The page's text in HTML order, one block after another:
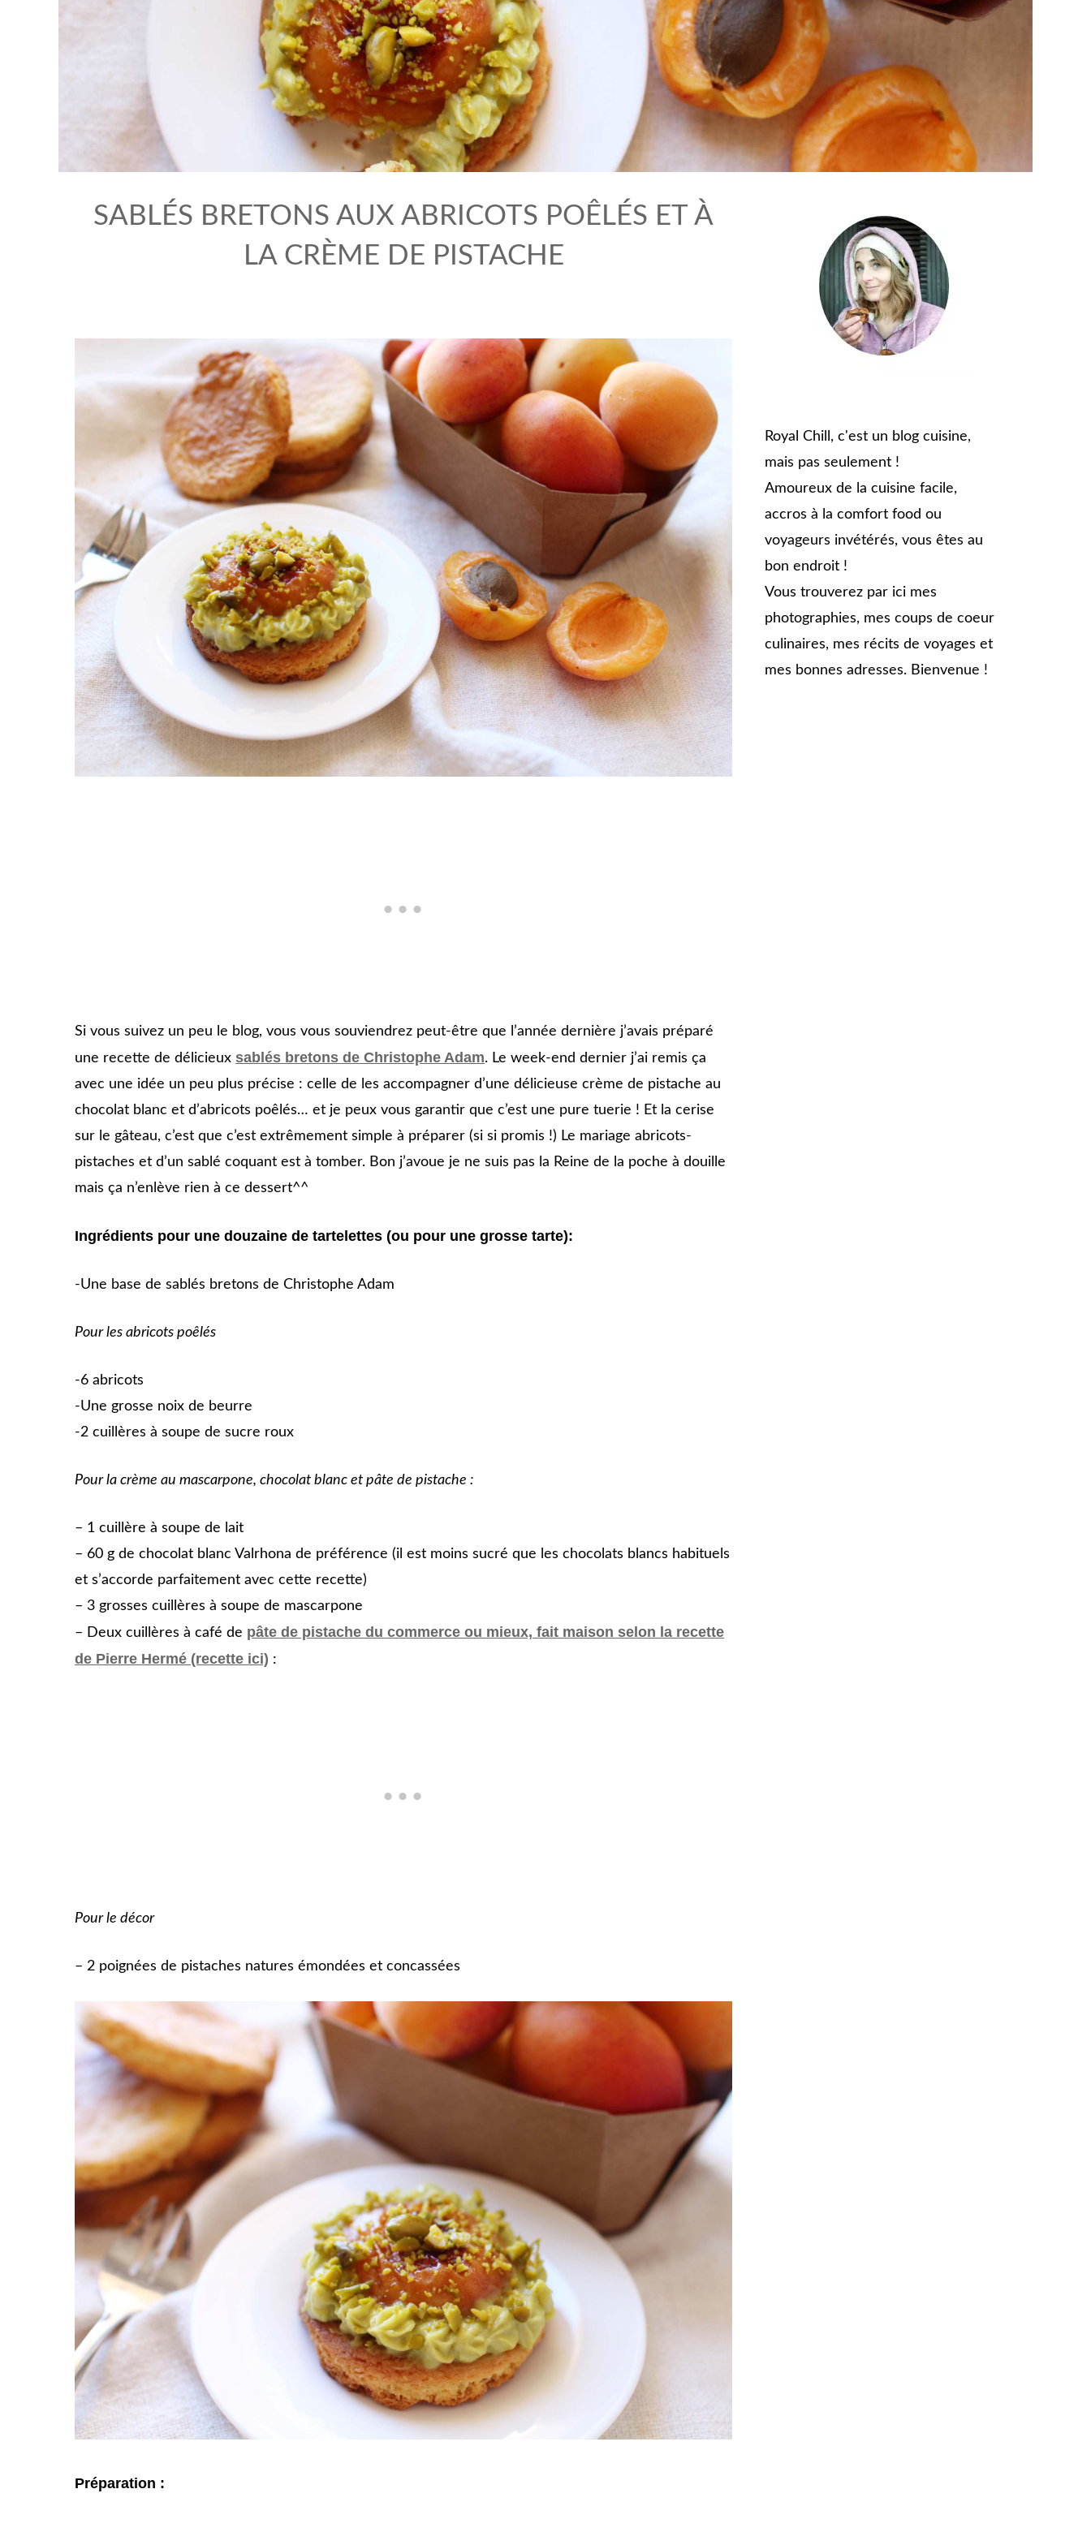
SABLÉS BRETONS AUX ABRICOTS POÊLÉS ET À
LA CRÈME DE PISTACHE
Si vous suivez un peu le blog, vous vous souviendrez peut-être que l’année dernière j’avais préparé
une recette de délicieux sablés bretons de Christophe Adam. Le week-end dernier j’ai remis ça
avec une idée un peu plus précise : celle de les accompagner d’une délicieuse crème de pistache au
chocolat blanc et d’abricots poêlés… et je peux vous garantir que c’est une pure tuerie ! Et la cerise
sur le gâteau, c’est que c’est extrêmement simple à préparer (si si promis !) Le mariage abricots-
pistaches et d’un sablé coquant est à tomber. Bon j’avoue je ne suis pas la Reine de la poche à douille
mais ça n’enlève rien à ce dessert^^
Ingrédients pour une douzaine de tartelettes (ou pour une grosse tarte):
-Une base de sablés bretons de Christophe Adam
Pour les abricots poêlés
-6 abricots
-Une grosse noix de beurre
-2 cuillères à soupe de sucre roux
Pour la crème au mascarpone, chocolat blanc et pâte de pistache :
– 1 cuillère à soupe de lait
– 60 g de chocolat blanc Valrhona de préférence (il est moins sucré que les chocolats blancs habituels
et s’accorde parfaitement avec cette recette)
– 3 grosses cuillères à soupe de mascarpone
– Deux cuillères à café de pâte de pistache du commerce ou mieux, fait maison selon la recette
de Pierre Hermé (recette ici) :
Pour le décor
– 2 poignées de pistaches natures émondées et concassées
Préparation :
Royal Chill, c'est un blog cuisine,
mais pas seulement !
Amoureux de la cuisine facile,
accros à la comfort food ou
voyageurs invétérés, vous êtes au
bon endroit !
Vous trouverez par ici mes
photographies, mes coups de coeur
culinaires, mes récits de voyages et
mes bonnes adresses. Bienvenue !